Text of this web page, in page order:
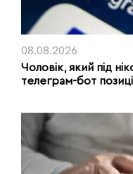
08.08.2026
Чоловік, який під
телеграм-бот